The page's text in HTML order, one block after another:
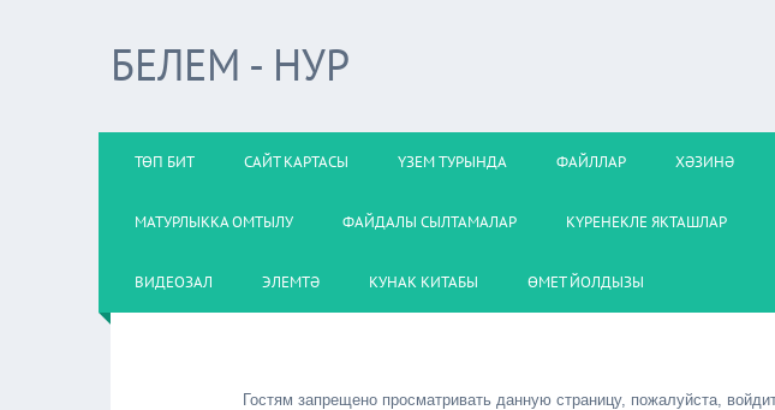
БЕЛЕМ - НУР
ТӨП БИТ САЙТ КАРТАСЫ ҮЗЕМ ТУРЫНДА ФАЙЛЛАР ХӘЗИНӘ
МАТУРЛЫККА ОМТЫЛУ ФАЙДАЛЫ СЫЛТАМАЛАР КҮРЕНЕКЛЕ ЯКТАШЛАР
ВИДЕОЗАЛ ЭЛЕМТӘ КУНАК КИТАБЫ ӨМЕТ ЙОЛДЫЗЫ
Гостям запрещено просматривать данную страницу, пожалуйста,